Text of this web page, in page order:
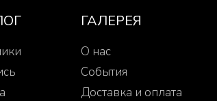
ГАЛЕРЕЯ
О нас
События
Доставка и оплата